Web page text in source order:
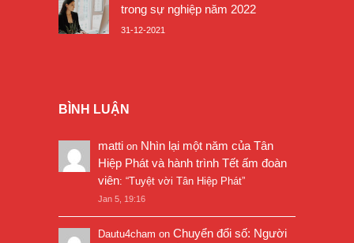
trong sự nghiệp năm 2022
31-12-2021
BÌNH LUẬN
matti on Nhìn lại một năm của Tân
Hiệp Phát và hành trình Tết ấm đoàn
viên: “Tuyệt vời Tân Hiệp Phát”
Jan 5, 19:16
Dautu4cham on Chuyển đổi số: Người